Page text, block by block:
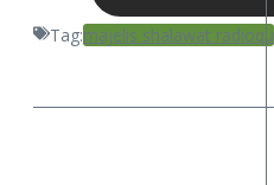
Tag:majelis shalawat radioqu